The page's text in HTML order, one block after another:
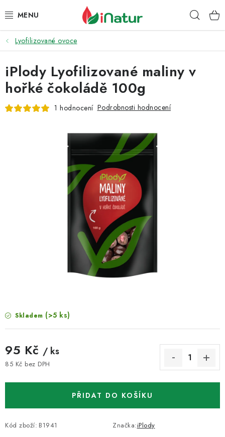
na
POTRAVINY
OŘECHY A SUŠENÉ PLODY
SNACKY
EKO DROGERIE A KOSMETIKA
Reklamace a vrácení zboží
Lyofilizované ovoce
Skladem (>5 ks)
95 Kč / ks
85 Kč bez DPH
PŘIDAT DO KOŠÍKU
Kód zboží: B1941 Značka:iPlody
iPlody Lyofilizované maliny v
hořké čokoládě 100g
1 hodnocení Podrobnosti hodnocení